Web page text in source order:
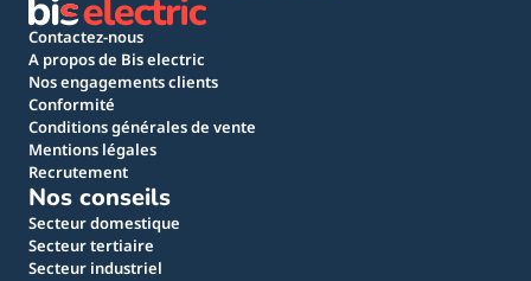
Contactez-nous
A propos de Bis electric
Nos engagements clients
Conformité
Conditions générales de vente
Mentions légales
Recrutement
Nos conseils
Secteur domestique
Secteur tertiaire
Secteur industriel